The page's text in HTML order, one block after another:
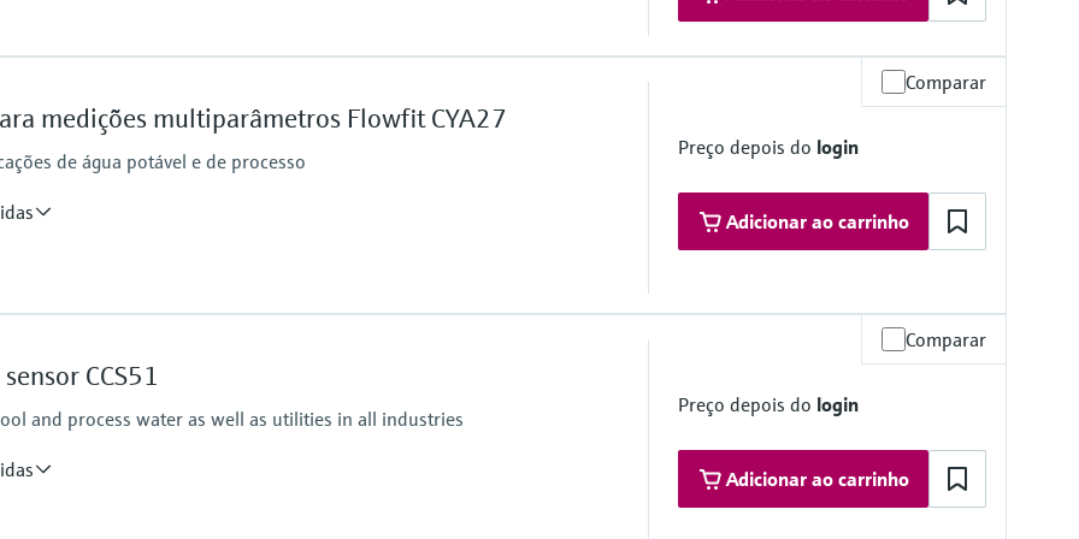
alarmrelay,
IP66 / IP 67
Comparar
medições multiparâmetros Flowfit CYA27
de água potável e de processo
Preço depois do login
Adicionar ao carrinho
Comparar
CCS51
and process water as well as utilities in all industries
Preço depois do login
Adicionar ao carrinho